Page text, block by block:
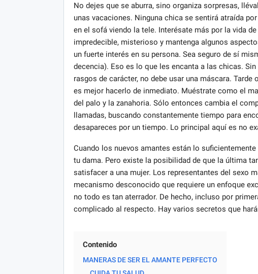
No dejes que se aburra, sino organiza sorpresas,
unas vacaciones. Ninguna chica se sentirá atraída
en el sofá viendo la tele. Interésate más por la vida
impredecible, misterioso y mantenga algunos
un fuerte interés en su persona. Sea seguro de sí
decencia). Eso es lo que les encanta a las chicas.
rasgos de carácter, no debe usar una máscara.
es mejor hacerlo de inmediato. Muéstrate como el
del palo y la zanahoria. Sólo entonces cambia el
llamadas, buscando constantemente tiempo para
desapareces por un tiempo. Lo principal aquí es no
Cuando los nuevos amantes están lo
tu dama. Pero existe la posibilidad de que la última
satisfacer a una mujer. Los representantes del sexo
mecanismo desconocido que requiere un enfoque
no todo es tan aterrador. De hecho, incluso por
complicado al respecto. Hay varios secretos que
Contenido
MANERAS DE SER EL AMANTE PERFECTO